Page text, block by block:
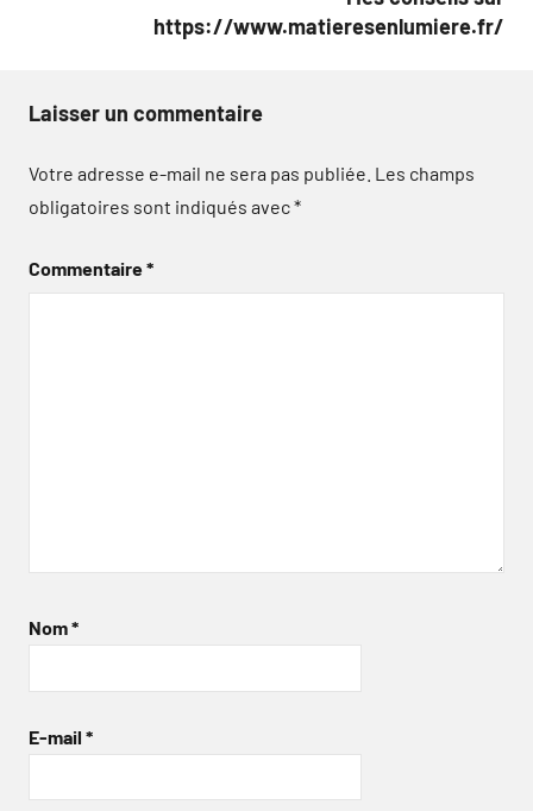
https://www.matieresenlumiere.fr/
Laisser un commentaire
Votre adresse e-mail ne sera pas publiée. Les champs
obligatoires sont indiqués avec*
Commentaire*
Nom*
E-mail *